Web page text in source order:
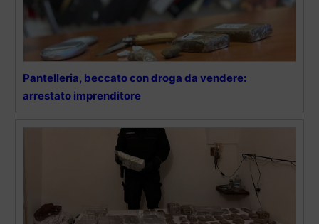
Pantelleria, beccato con droga da vendere:
arrestato imprenditore